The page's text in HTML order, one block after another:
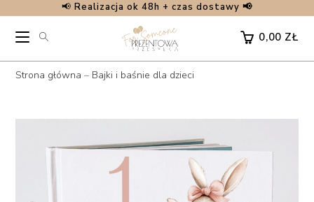
content
📢 Realizacja ok 48h + czas dostawy 📢
0,00 ZŁ
Strona główna – Bajki i baśnie dla dzieci